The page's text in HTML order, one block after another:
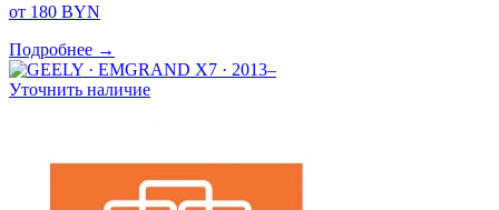
от 180 BYN
Подробнее →
Уточнить наличие